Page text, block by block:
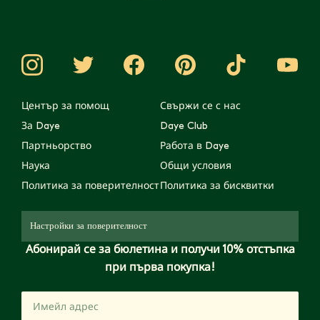
Център за помощ
Свържи се с нас
За Daye
Daye Club
Партньорство
Работа в Daye
Наука
Общи условия
Политика за поверителностПолитика за бисквитки
Настройки за поверителност
Абонирай се за бюлетина и получи 10% отстъпка
при първа покупка!